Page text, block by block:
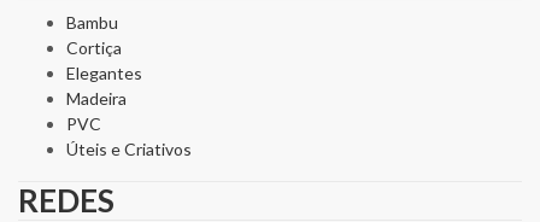
Bambu
Cortiça
Elegantes
Madeira
PVC
Úteis e Criativos
REDES